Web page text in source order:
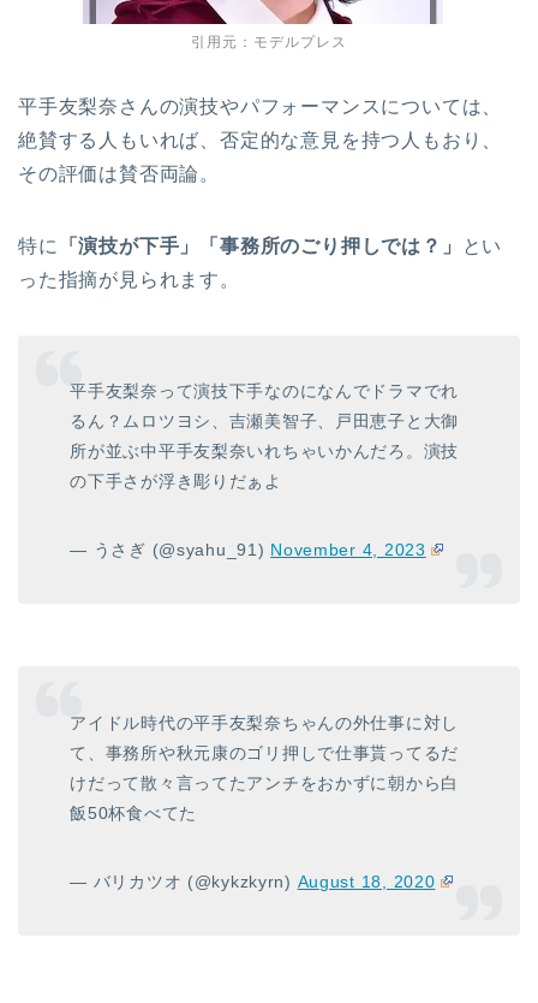
引用元：モデルプレス
平手友梨奈さんの演技やパフォーマンスについては、
絶賛する人もいれば、否定的な意見を持つ人もおり、
その評価は賛否両論。
特に 「演技が下手」「事務所のごり押しでは？」
とい
った指摘が見られます。
平手友梨奈って演技下手なのになんでドラマでれ
るん？ムロツヨシ、吉瀬美智子、戸田恵子と大御
所が並ぶ中平手友梨奈いれちゃいかんだろ。演技
の下手さが浮き彫りだぁよ
— うさぎ (@syahu_91) November 4, 2023
アイドル時代の平手友梨奈ちゃんの外仕事に対し
て、事務所や秋元康のゴリ押しで仕事貰ってるだ
けだって散々言ってたアンチをおかずに朝から白
飯50杯食べてた
— バリカツオ (@kykzkyrn) August 18, 2020